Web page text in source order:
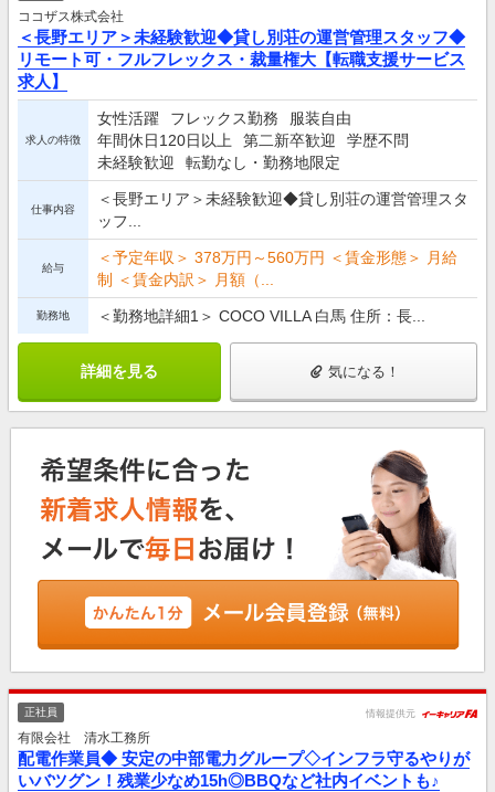
ココザス株式会社
＜長野エリア＞未経験歓迎◆貸し別荘の運営管理スタッフ◆
リモート可・フルフレックス・裁量権大【転職支援サービス
求人】
求人の特徴
女性活躍 フレックス勤務
服装自由
年間休日120日以上
第二新卒歓迎
学歴不問
未経験歓迎
転勤なし・勤務地限定
仕事内容
＜長野エリア＞未経験歓迎◆貸し別荘の運営管理スタ
ッフ...
給与
＜予定年収＞ 378万円～560万円 ＜賃金形態＞ 月給
制 ＜賃金内訳＞ 月額（...
勤務地 ＜勤務地詳細1＞ COCO VILLA 白馬 住所：長...
詳細を見る 気になる！
正社員 情報提供元
有限会社 清水工務所
配電作業員◆ 安定の中部電力グループ◇インフラ守るやりが
いバツグン！残業少なめ15h◎BBQなど社内イベントも♪